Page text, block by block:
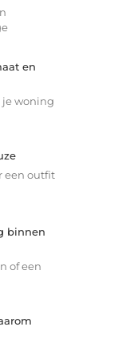
en
je woning
een outfit
binnen
of een